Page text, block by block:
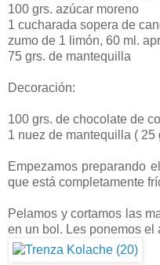
100 grs. azúcar moreno
1 cucharada sopera de
zumo de 1 limón, 60 ml.
75 grs. de mantequilla
Decoración:
100 grs. de chocolate de
1 nuez de mantequilla ( 25
Empezamos preparando
que está completamente
Pelamos y cortamos las
en un bol. Les ponemos el